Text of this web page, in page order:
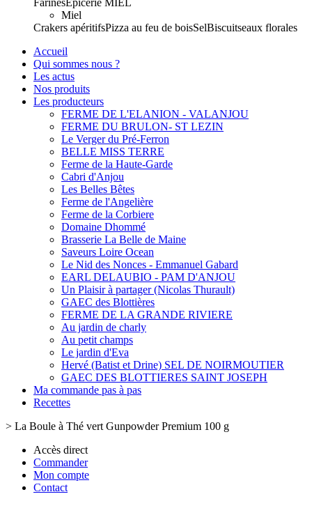
FarinesÉpicerie MIEL
Miel
Crakers apéritifsPizza au feu de boisSelBiscuitseaux florales
Accueil
Qui sommes nous ?
Les actus
Nos produits
Les producteurs
FERME DE L'ELANION - VALANJOU
FERME DU BRULON- ST LEZIN
Le Verger du Pré-Ferron
BELLE MISS TERRE
Ferme de la Haute-Garde
Cabri d'Anjou
Les Belles Bêtes
Ferme de l'Angelière
Ferme de la Corbiere
Domaine Dhommé
Brasserie La Belle de Maine
Saveurs Loire Ocean
Le Nid des Nonces - Emmanuel Gabard
EARL DELAUBIO - PAM D'ANJOU
Un Plaisir à partager (Nicolas Thurault)
GAEC des Blottières
FERME DE LA GRANDE RIVIERE
Au jardin de charly
Au petit champs
Le jardin d'Eva
Hervé (Batist et Drine) SEL DE NOIRMOUTIER
GAEC DES BLOTTIERES SAINT JOSEPH
Ma commande pas à pas
Recettes
> La Boule à Thé vert Gunpowder Premium 100 g
Accès direct
Commander
Mon compte
Contact